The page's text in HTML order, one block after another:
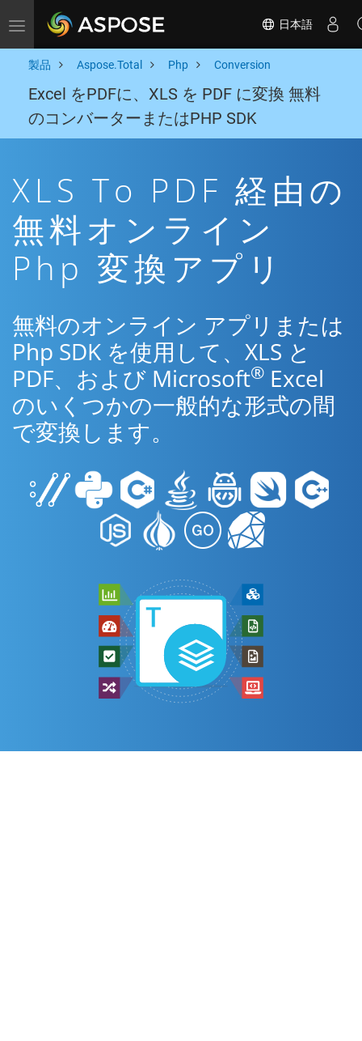
Toggle navigation 日本語
製品 Aspose.Total Php Conversion
Excel をPDFに、XLS を PDF に変換 無料
のコンバーターまたはPHP SDK
XLS To PDF 経由の
無料オンライン
Php 変換アプリ
無料のオンライン アプリまたは
Php SDK を使用して、XLS と
PDF、および Microsoft® Excel
のいくつかの一般的な形式の間
で変換します。